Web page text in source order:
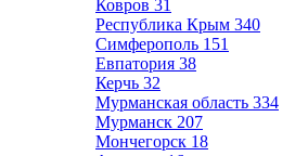
Ковров 31
Республика Крым 340
Симферополь 151
Евпатория 38
Керчь 32
Мурманская область 334
Мурманск 207
Мончегорск 18